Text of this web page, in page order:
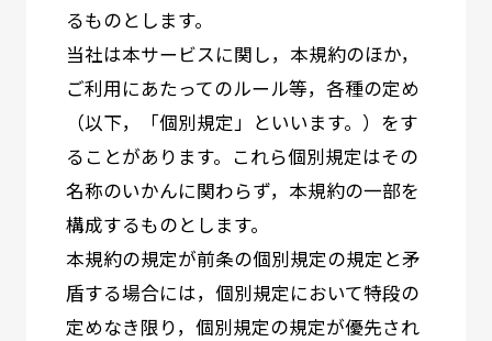
るものとします。
当社は本サービスに関し，本規約のほか，
ご利用にあたってのルール等，各種の定め
（以下，「個別規定」といいます。）をす
ることがあります。これら個別規定はその
名称のいかんに関わらず，本規約の一部を
構成するものとします。
本規約の規定が前条の個別規定の規定と矛
盾する場合には，個別規定において特段の
定めなき限り，個別規定の規定が優先され